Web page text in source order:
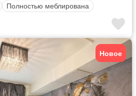
Полностью меблирована
Новое